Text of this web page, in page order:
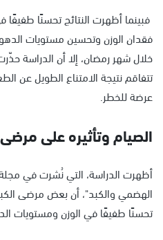
فبينما أظهرت النتائج تحسنًا
فقدان الوزن وتحسين مستويات
خلال شهر رمضان، إلا أن الدراسة
تتفاقم نتيجة الامتناع الطويل عن
عرضة للخطر.
الصيام وتأثيره على
أظهرت الدراسة، التي نُشرت في
الهضمي والكبد"، أن بعض مرضى
تحسنًا طفيفًا في الوزن ومستويات